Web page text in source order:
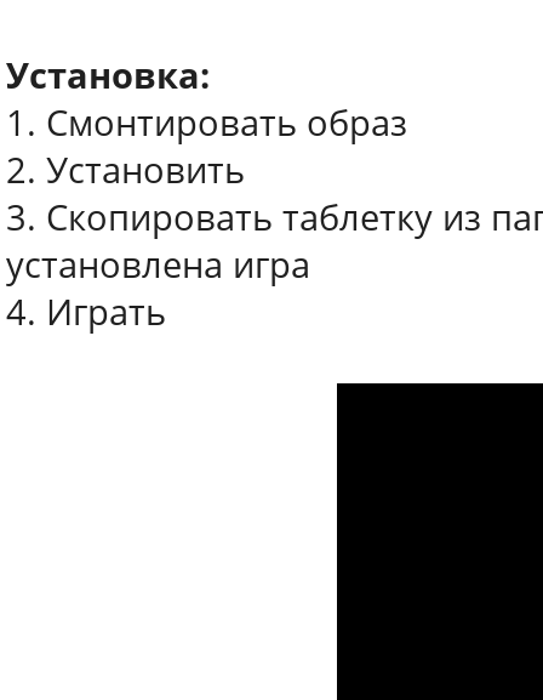
Установка:
1. Смонтировать образ
2. Установить
3. Скопировать таблетку из
установлена игра
4. Играть